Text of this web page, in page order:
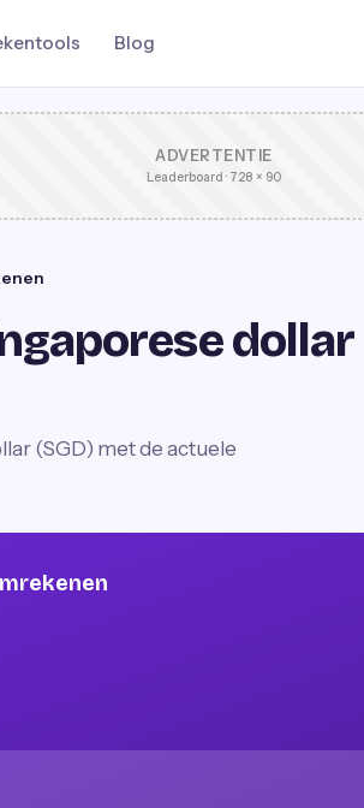
Blog
ADVERTENTIE
Leaderboard · 728 × 90
dollar
(SGD) met de actuele